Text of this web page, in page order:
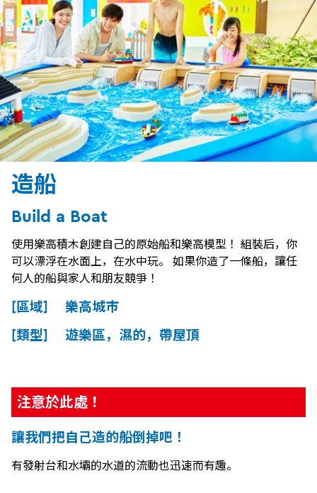
造船
Build a Boat
使用樂高積木創建自己的原始船和樂高模型！ 組裝后，你
可以漂浮在水面上，在水中玩。 如果你造了一條船，讓任
何人的船與家人和朋友競爭！
[區域] 樂高城市
[類型] 遊樂區，濕的，帶屋頂
注意於此處！
讓我們把自己造的船倒掉吧！
有發射台和水壩的水道的流動也迅速而有趣。